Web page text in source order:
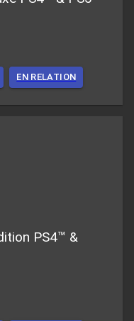
EN RELATION
PS4™ &